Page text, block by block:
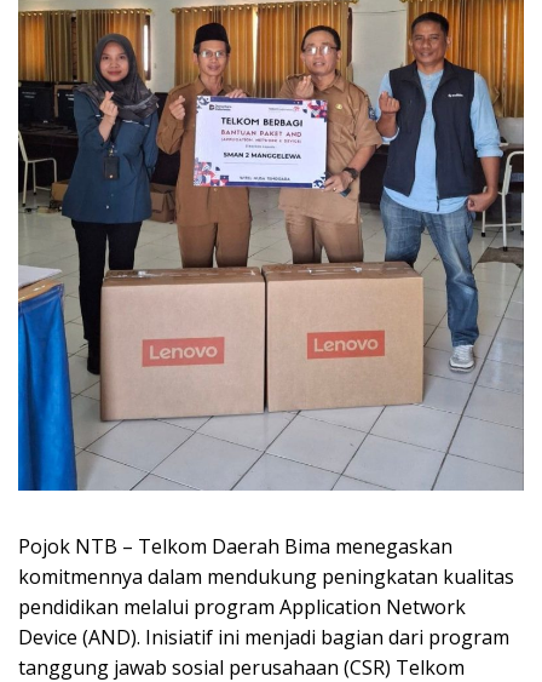
Pojok NTB – Telkom Daerah Bima menegaskan
komitmennya dalam mendukung peningkatan kualitas
pendidikan melalui program Application Network
Device (AND). Inisiatif ini menjadi bagian dari program
tanggung jawab sosial perusahaan (CSR) Telkom